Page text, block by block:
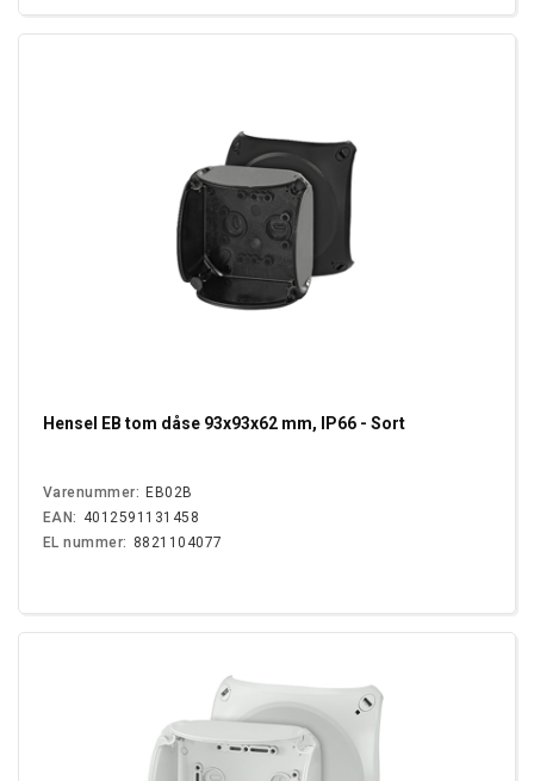
Hensel EB tom dåse 93x93x62 mm, IP66 - Sort
Varenummer: EB02B
EAN: 4012591131458
EL nummer: 8821104077